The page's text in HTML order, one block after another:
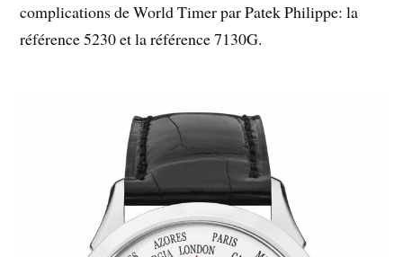
complications de World Timer par Patek Philippe: la
référence 5230 et la référence 7130G.